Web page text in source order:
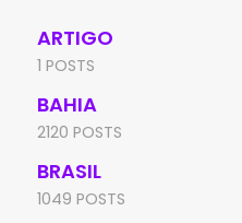
ARTIGO
1 POSTS
BAHIA
2120 POSTS
BRASIL
1049 POSTS